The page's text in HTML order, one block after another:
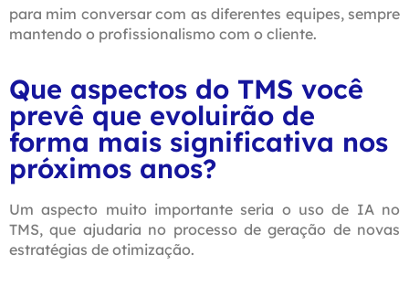
para mim conversar com as diferentes equipes, sempre
mantendo o profissionalismo com o cliente.
Que aspectos do TMS você
prevê que evoluirão de
forma mais significativa nos
próximos anos?
Um aspecto muito importante seria o uso de IA no
TMS, que ajudaria no processo de geração de novas
estratégias de otimização.